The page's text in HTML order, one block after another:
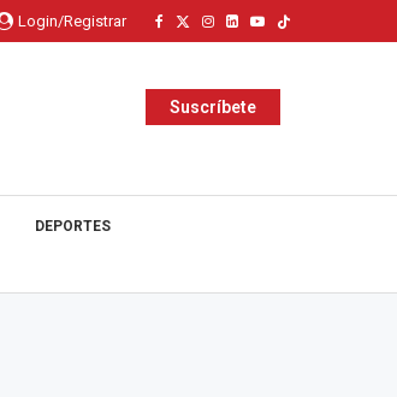
Login/Registrar
Suscríbete
DEPORTES